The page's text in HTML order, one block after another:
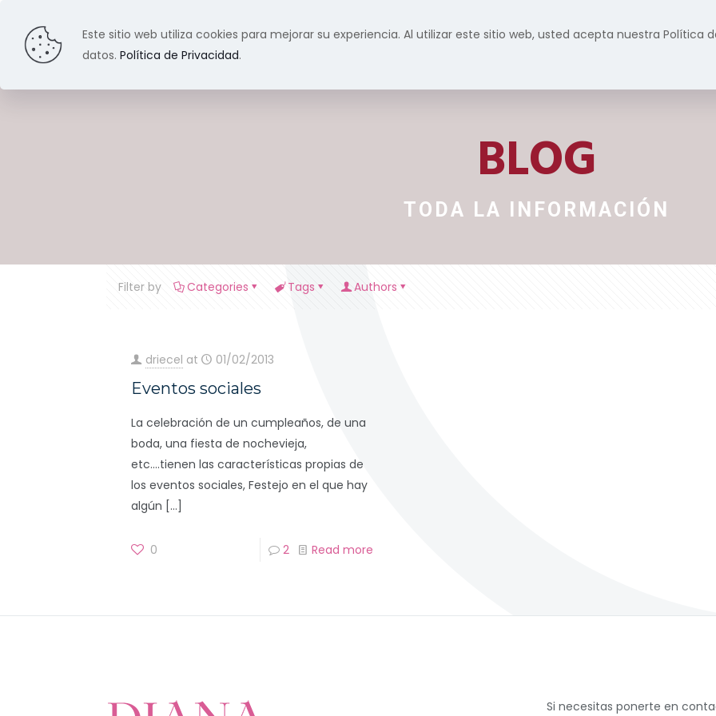
Inicio Formación Servicios Prensa y
BLOG
TODA LA INFORMACIÓN
Filter by Categories Tags Authors
driecel at 01/02/2013
Eventos sociales
La celebración de un cumpleaños, de una
boda, una fiesta de nochevieja,
etc….tienen las características propias de
los eventos sociales, Festejo en el que hay
algún […]
0 2 Read more
Si necesitas ponerte en
Este sitio web utiliza cookies para mejorar su experiencia. Al utilizar este sitio web, usted acepta nuestra Política
datos.Política de Privacidad.